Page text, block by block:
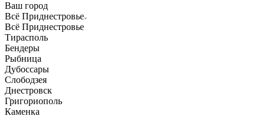
Ваш город
Всё Приднестровье
Всё Приднестровье
Тирасполь
Бендеры
Рыбница
Дубоссары
Слободзея
Днестровск
Григориополь
Каменка